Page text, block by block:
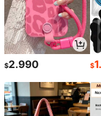
$2.990 $